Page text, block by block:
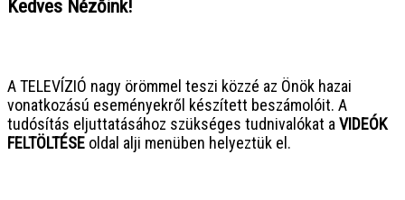
Kedves Nézőink!
A TELEVÍZIÓ nagy örömmel teszi közzé az Önök hazai
vonatkozású eseményekről készített beszámolóit. A
tudósítás eljuttatásához szükséges tudnivalókat a VIDEÓK
FELTÖLTÉSE oldal alji menüben helyeztük el.